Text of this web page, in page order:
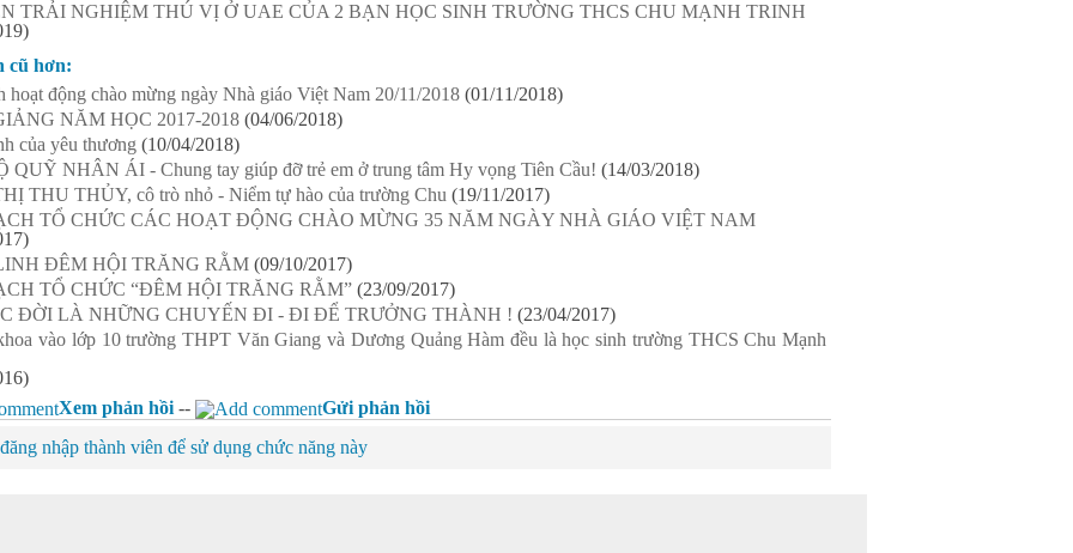
TRẢI NGHIỆM THÚ VỊ Ở UAE CỦA 2 BẠN HỌC SINH TRƯỜNG THCS CHU MẠNH TRINH
cũ hơn:
hoạt động chào mừng ngày Nhà giáo Việt Nam 20/11/2018 (01/11/2018)
NĂM HỌC 2017-2018 (04/06/2018)
của yêu thương (10/04/2018)
QUỸ NHÂN ÁI - Chung tay giúp đỡ trẻ em ở trung tâm Hy vọng Tiên Cầu! (14/03/2018)
THU THỦY, cô trò nhỏ - Niểm tự hào của trường Chu (19/11/2017)
TỔ CHỨC CÁC HOẠT ĐỘNG CHÀO MỪNG 35 NĂM NGÀY NHÀ GIÁO VIỆT NAM
ĐÊM HỘI TRĂNG RẰM (09/10/2017)
TỔ CHỨC “ĐÊM HỘI TRĂNG RẰM” (23/09/2017)
ĐỜI LÀ NHỮNG CHUYẾN ĐI - ĐI ĐỂ TRƯỞNG THÀNH ! (23/04/2017)
vào lớp 10 trường THPT Văn Giang và Dương Quảng Hàm đều là học sinh trường THCS Chu Mạnh
Xem phản hồi --
Gửi phản hồi
nhập thành viên để sử dụng chức năng này